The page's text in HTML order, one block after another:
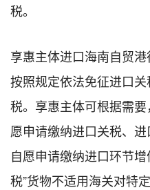
税。
享惠主体进口海南自贸
按照规定依法免征进口
税。享惠主体可根据需
愿申请缴纳进口关税、
自愿申请缴纳进口环节
税”货物不适用海关对特